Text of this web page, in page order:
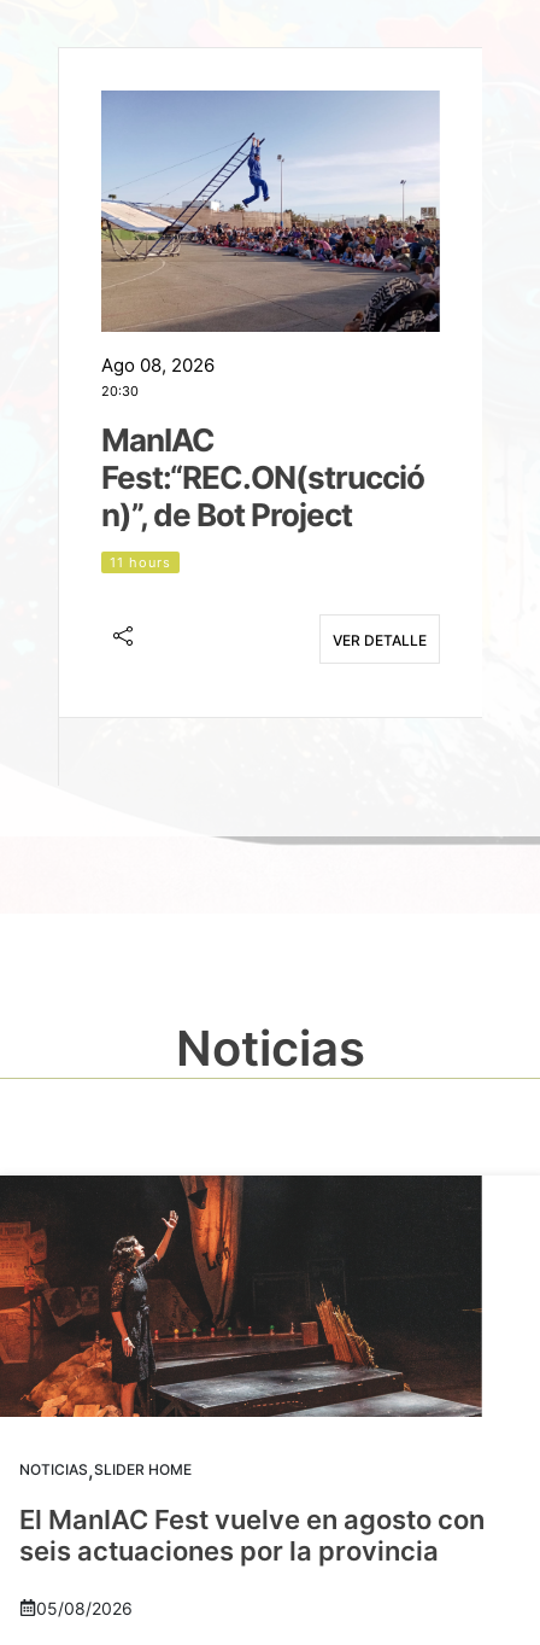
Ago 08, 2026
20:30
ManIAC
Fest:“REC.ON(strucció
n)”, de Bot Project
11 hours
VER DETALLE
Noticias
NOTICIAS,SLIDER HOME
El ManIAC Fest vuelve en agosto con
seis actuaciones por la provincia
05/08/2026